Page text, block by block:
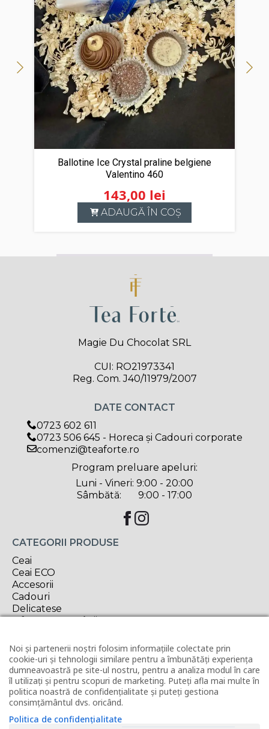
Ballotine Ice Crystal praline belgiene
Valentino 460
143,00 lei
ADAUGĂ ÎN COȘ
Magie Du Chocolat SRL
CUI: RO21973341
Reg. Com. J40/11979/2007
CATEGORII PRODUSE
Ceai
Ceai ECO
Accesorii
Cadouri
Delicatese
Oferta săptămânii
INFORMAȚII UTILE
Contact
Horeca
Revânzător Tea Forté
Condiții de livrare
Modalități de plată
Politica de utilizare cookies
DATE CONTACT
0723 602 611
0723 506 645 - Horeca și Cadouri corporate
comenzi@teaforte.ro
Program preluare apeluri:
Luni - Vineri: 9:00 - 20:00
Sâmbătă: 9:00 - 17:00
Noi și partenerii noștri folosim informațiile colectate prin
cookie-uri și tehnologii similare pentru a îmbunătăți experiența
dumneavoastră pe site-ul nostru, pentru a analiza modul în care
îl utilizați și pentru scopuri de marketing. Puteți afla mai multe în
politica noastră de confidențialitate și puteți gestiona
consimțământul dvs. oricând.
Politica de confidențialitate